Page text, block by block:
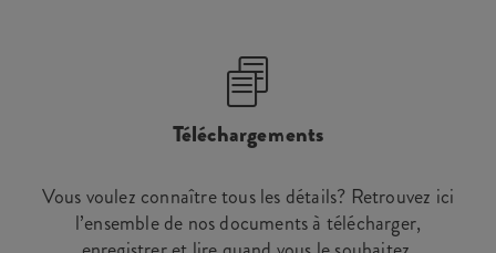
Téléchargements
Vous voulez connaître tous les détails? Retrouvez ici
l’ensemble de nos documents à télécharger,